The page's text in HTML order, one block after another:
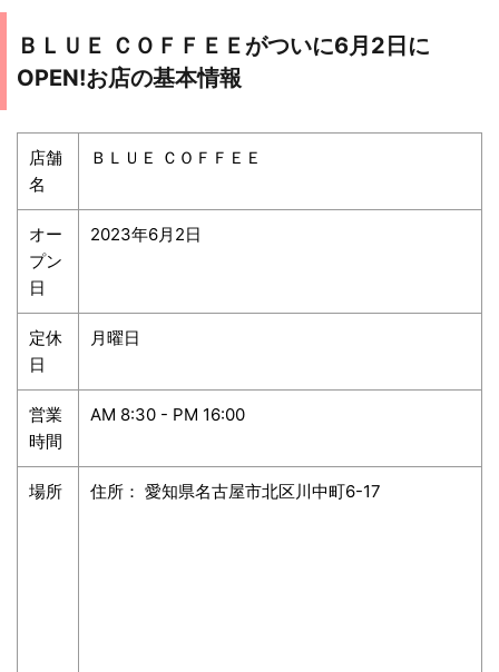
ＢＬＵＥ ＣＯＦＦＥＥがついに6月2日に
OPEN!お店の基本情報
店舗
名
ＢＬＵＥ ＣＯＦＦＥＥ
オー
プン
日
2023年6月2日
定休
日
月曜日
営業
時間
AM 8:30 - PM 16:00
場所 住所： 愛知県名古屋市北区川中町6-17